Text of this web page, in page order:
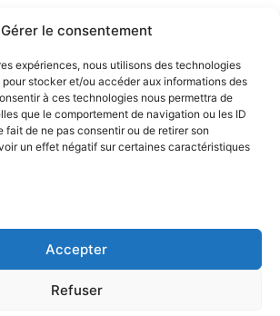
Gérer le consentement
expériences, nous utilisons des technologies
stocker et/ou accéder aux informations des
à ces technologies nous permettra de
que le comportement de navigation ou les ID
fait de ne pas consentir ou de retirer son
un effet négatif sur certaines caractéristiques
Accepter
Refuser
Béliers Parisiens. | Tous droits réservés.